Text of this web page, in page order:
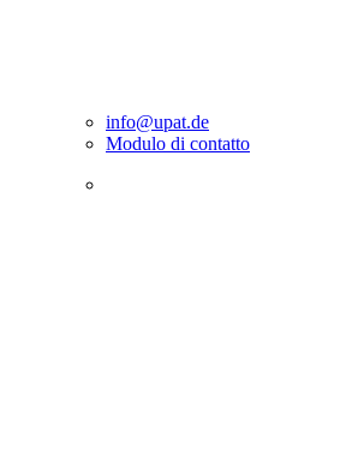
info@upat.de
Modulo di contatto